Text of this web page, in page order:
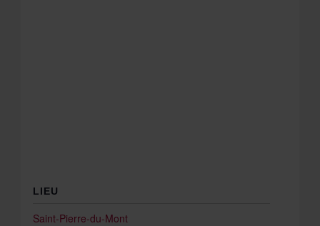
LIEU
Saint-Pierre-du-Mont